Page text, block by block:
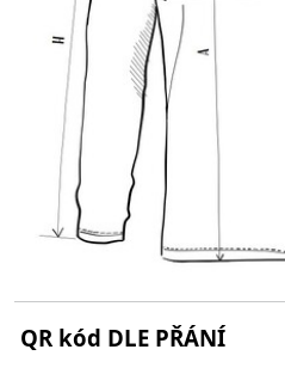
QR kód DLE PŘÁNÍ